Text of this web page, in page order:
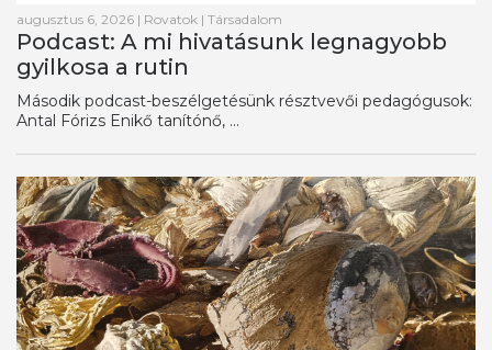
augusztus 6, 2026 | Rovatok | Társadalom
Podcast: A mi hivatásunk legnagyobb
gyilkosa a rutin
Második podcast-beszélgetésünk résztvevői pedagógusok:
Antal Fórizs Enikő tanítónő, ...